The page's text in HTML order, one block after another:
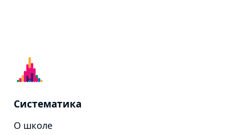
Систематика
О школе